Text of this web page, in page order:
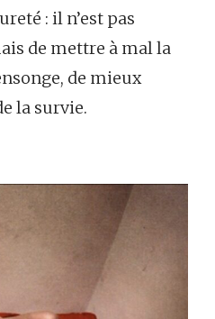
: il n’est pas
de mettre à mal la
de mieux
la survie.